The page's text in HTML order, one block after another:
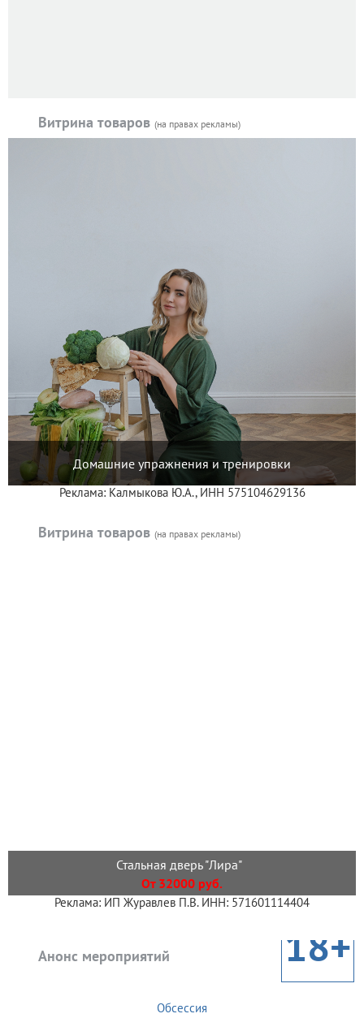
Витрина товаров (на правах рекламы)
Домашние упражнения и тренировки
Реклама: Калмыкова Ю.А., ИНН 575104629136
Витрина товаров (на правах рекламы)
Стальная дверь "Лира"
От 32000 руб.
Реклама: ИП Журавлев П.В. ИНН: 571601114404
Анонс мероприятий 18+
Обсессия